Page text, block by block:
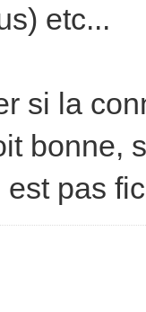
etc...
si la
bonne,
pas